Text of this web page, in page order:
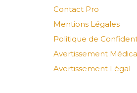
Contact Pro
Mentions Légales
Politique de
Avertissement
Avertissement Légal